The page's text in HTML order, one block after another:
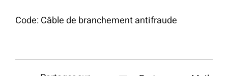
Code:Câble de branchement antifraude